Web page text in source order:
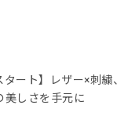
ート】レザー×刺繍、
美しさを手元に